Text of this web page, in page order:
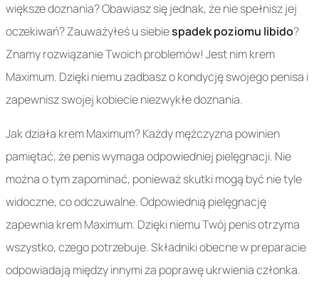
większe doznania? Obawiasz się jednak, że nie spełnisz jej
oczekiwań? Zauważyłeś u siebiespadek poziomu libido?
Znamy rozwiązanie Twoich problemów! Jest nim krem
Maximum. Dzięki niemu zadbasz o kondycję swojego penisa i
zapewnisz swojej kobiecie niezwykłe doznania.
Jak działa krem Maximum? Każdy mężczyzna powinien
pamiętać, że penis wymaga odpowiedniej pielęgnacji. Nie
można o tym zapominać, ponieważ skutki mogą być nie tyle
widoczne, co odczuwalne. Odpowiednią pielęgnację
zapewnia krem Maximum. Dzięki niemu Twój penis otrzyma
wszystko, czego potrzebuje. Składniki obecne w preparacie
odpowiadają między innymi za poprawę ukrwienia członka.